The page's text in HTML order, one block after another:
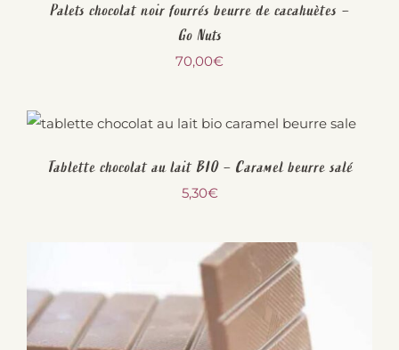
Palets chocolat noir fourrés beurre de cacahuètes –
Go Nuts
70,00€
Tablette chocolat au lait BIO – Caramel beurre salé
5,30€